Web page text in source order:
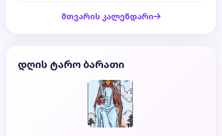
მთვარის კალენდარი
დღის ტარო ბარათი